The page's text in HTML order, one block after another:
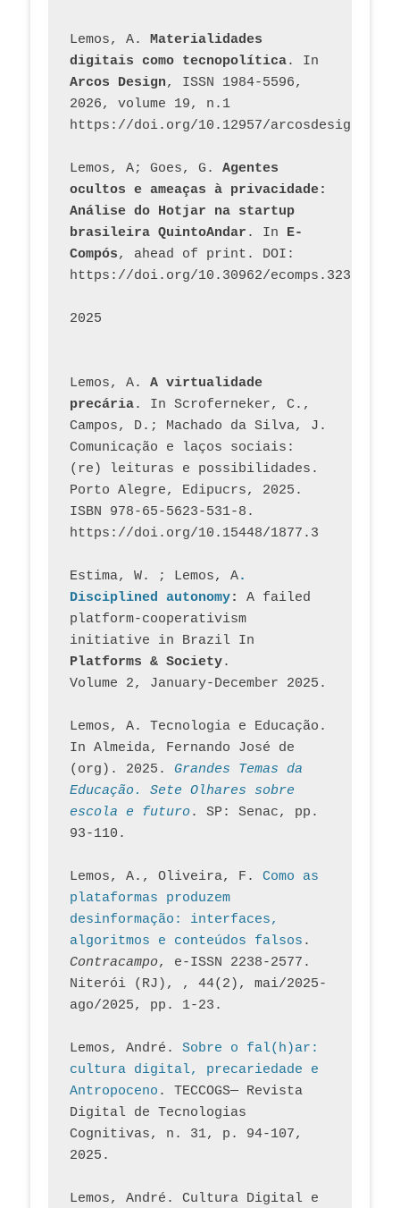
Lemos, A. Materialidades
digitais como tecnopolítica
Arcos Design, ISSN 1984-5596,
2026, volume 19, n.1
https://doi.org/10.12957/
Lemos, A; Goes, G. Agentes
ocultos e ameaças à privacidade:
Análise do Hotjar na startup
brasileira QuintoAndar . In E-
Compós, ahead of print. DOI:
https://doi.org/10.30962/ecomps.3231
2025
Lemos, A. A virtualidade
precária. In Scroferneker, C.,
Campos, D.; Machado da Silva, J.
Comunicação e laços sociais:
(re) leituras e possibilidades.
Porto Alegre, Edipucrs, 2025.
ISBN 978-65-5623-531-8.
https://doi.org/10.15448/1877.3
Estima, W. ; Lemos, A.
Disciplined autonomy: A failed
platform-cooperativism
initiative in Brazil In
Platforms & Society.
Volume 2, January-December 2025.
Lemos, A. Tecnologia e Educação.
In Almeida, Fernando José de
(org). 2025. Grandes Temas da
Educação. Sete Olhares sobre
escola e futuro. SP: Senac, pp.
93-110.
Lemos, A., Oliveira, F. Como as
plataformas produzem
desinformação: interfaces,
algoritmos e conteúdos falsos
Contracampo, e-ISSN 2238-2577.
Niterói (RJ), , 44(2), mai/2025-
ago/2025, pp. 1-23.
Lemos, André. Sobre o fal(h)ar:
cultura digital, precariedade e
Antropoceno . TECCOGS— Revista
Digital de Tecnologias
Cognitivas, n. 31, p. 94-107,
2025.
Lemos, André. Cultura Digital e